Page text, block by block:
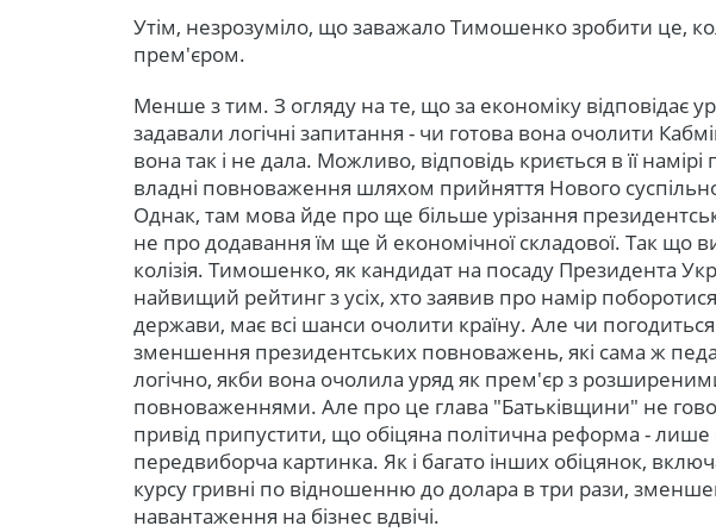
Утім, незрозуміло, що заважало Тимошенко зробити це,
прем'єром.
Менше з тим. З огляду на те, що за економіку відповідає
задавали логічні запитання - чи готова вона очолити
вона так і не дала. Можливо, відповідь криється в її
владні повноваження шляхом прийняття Нового
Однак, там мова йде про ще більше урізання
не про додавання їм ще й економічної складової. Так що
колізія. Тимошенко, як кандидат на посаду Президента
найвищий рейтинг з усіх, хто заявив про намір
держави, має всі шанси очолити країну. Але чи погодиться
зменшення президентських повноважень, які сама ж
логічно, якби вона очолила уряд як прем'єр з
повноваженнями. Але про це глава "Батьківщини" не
привід припустити, що обіцяна політична реформа - лише
передвиборча картинка. Як і багато інших обіцянок,
курсу гривні по відношенню до долара в три рази,
навантаження на бізнес вдвічі.